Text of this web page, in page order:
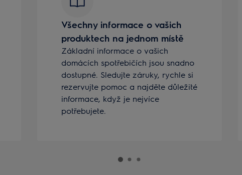
Všechny informace o vašich
produktech na jednom místě
Základní informace o vašich
domácích spotřebičích jsou snadno
dostupné. Sledujte záruky, rychle si
rezervujte pomoc a najděte důležité
informace, když je nejvíce
potřebujete.